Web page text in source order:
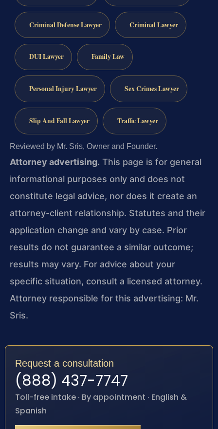
Criminal Defense Lawyer Criminal Lawyer
DUI Lawyer Family Law
Personal Injury Lawyer Sex Crimes Lawyer
Slip And Fall Lawyer Traffic Lawyer
Reviewed by Mr. Sris, Owner and Founder.
Attorney advertising. This page is for general
informational purposes only and does not
constitute legal advice, nor does it create an
attorney-client relationship. Statutes and their
application change and vary by case. Prior
results do not guarantee a similar outcome;
results may vary. For advice about your
specific situation, consult a licensed attorney.
Attorney responsible for this advertising: Mr.
Sris.
Request a consultation
(888) 437-7747
Toll-free intake · By appointment · English &
Spanish